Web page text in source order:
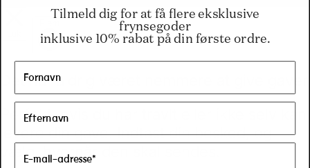
e
g
i
o
n
Tilmeld dig for at få flere eksklusive
frynsegoder
inklusive 10% rabat på din første ordre.